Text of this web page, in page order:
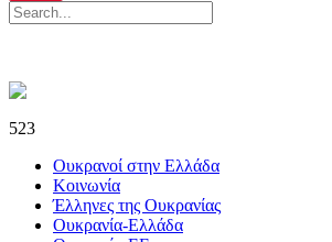
523
Ουκρανοί στην Ελλάδα
Κοινωνία
Έλληνες της Ουκρανίας
Ουκρανία-Ελλάδα